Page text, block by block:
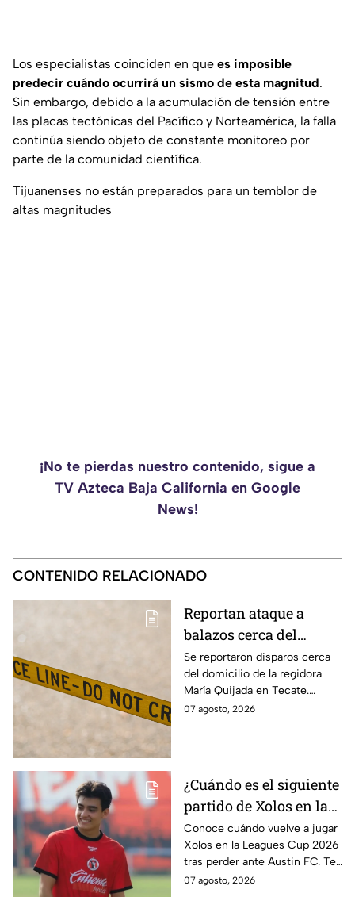
Los especialistas coinciden en que es imposible
predecir cuándo ocurrirá un sismo de esta magnitud.
Sin embargo, debido a la acumulación de tensión entre
las placas tectónicas del Pacífico y Norteamérica, la falla
continúa siendo objeto de constante monitoreo por
parte de la comunidad científica.
Tijuanenses no están preparados para un temblor de
altas magnitudes
¡No te pierdas nuestro contenido, sigue a
TV Azteca Baja California en Google
News!
CONTENIDO RELACIONADO
Reportan ataque a
balazos cerca del
domicilio de la
regidora María Quijada
en Tecate; esto se sabe
Se reportaron disparos cerca
del domicilio de la regidora
María Quijada en Tecate.
Autoridades investigan el
07 agosto, 2026
¿Cuándo es el siguiente
partido de Xolos en la
Leagues Cup 2026 tras
caer ante Austin FC?
Conoce cuándo vuelve a jugar
Xolos en la Leagues Cup 2026
tras perder ante Austin FC. Te
contamos la fecha de su
07 agosto, 2026